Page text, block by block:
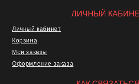
ЛИЧНЫЙ
Личный кабинет
Корзина
Мои заказы
Оформление заказа